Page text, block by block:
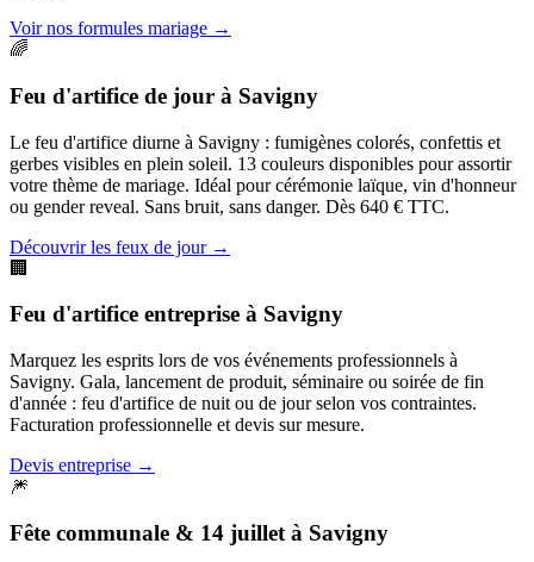
Voir nos formules mariage →
🌈
Feu d'artifice de jour à Savigny
Le feu d'artifice diurne à Savigny : fumigènes colorés, confettis et
gerbes visibles en plein soleil. 13 couleurs disponibles pour assortir
votre thème de mariage. Idéal pour cérémonie laïque, vin d'honneur
ou gender reveal. Sans bruit, sans danger. Dès 640 € TTC.
Découvrir les feux de jour→
🏢
Feu d'artifice entreprise à Savigny
Marquez les esprits lors de vos événements professionnels à
Savigny. Gala, lancement de produit, séminaire ou soirée de fin
d'année : feu d'artifice de nuit ou de jour selon vos contraintes.
Facturation professionnelle et devis sur mesure.
Devis entreprise →
🎆
Fête communale & 14 juillet à Savigny